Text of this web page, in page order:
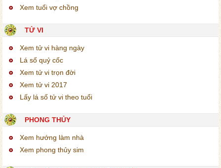
Xem tuổi vợ chồng
TỬ VI
Xem tử vi hàng ngày
Lá số quỷ cốc
Xem tử vi trọn đời
Xem tử vi 2017
Lấy lá số tử vi theo tuổi
PHONG THỦY
Xem hướng làm nhà
Xem phong thủy sim